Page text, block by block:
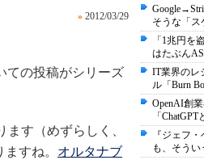
» 2012/03/29
ての投稿がシリーズ
す（めずらしく、
すね。 オルタナブ
そうな「ス
「1兆円
はたぶん
IT業界のレ
ル「Burn
OpenAI創
「ChatGPT
『ジェフ
も、そう